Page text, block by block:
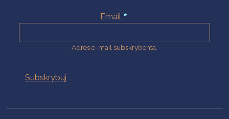
Email
Adres e-mail subskrybenta.